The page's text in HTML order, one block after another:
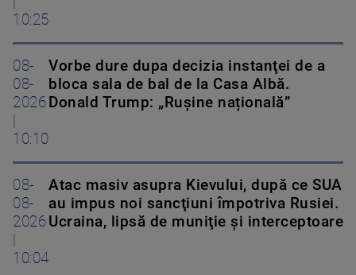
10:25
08-
08-
2026
10:10
Vorbe dure dupa decizia instanţei de a
bloca sala de bal de la Casa Albă.
Donald Trump: „Rușine națională”
08-
08-
2026
10:04
Atac masiv asupra Kievului, după ce SUA
au impus noi sancţiuni împotriva Rusiei.
Ucraina, lipsă de muniţie şi interceptoare